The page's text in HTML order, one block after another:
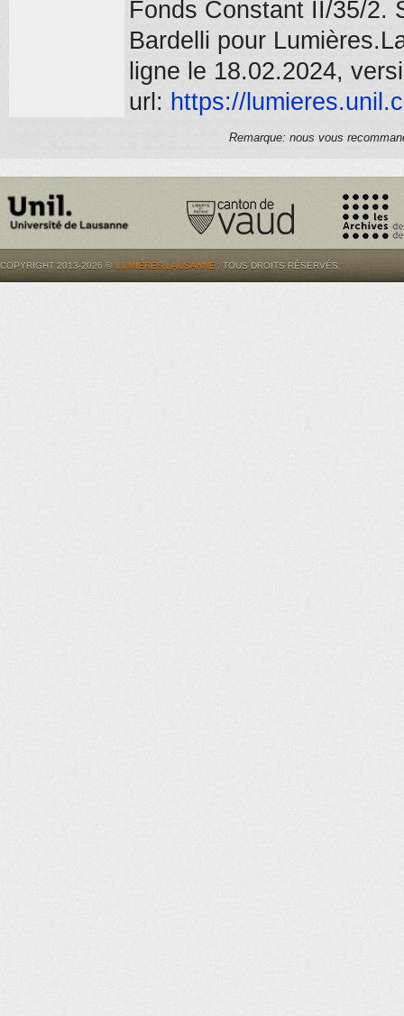
Fonds Constant II/35/2.
Bardelli pour
ligne le 18.02.2024,
url: https://
Remarque: nous vous
COPYRIGHT 2013-2026 © LUMIÈRES.LAUSANNE . TOUS DROITS RÉSERVÉS.